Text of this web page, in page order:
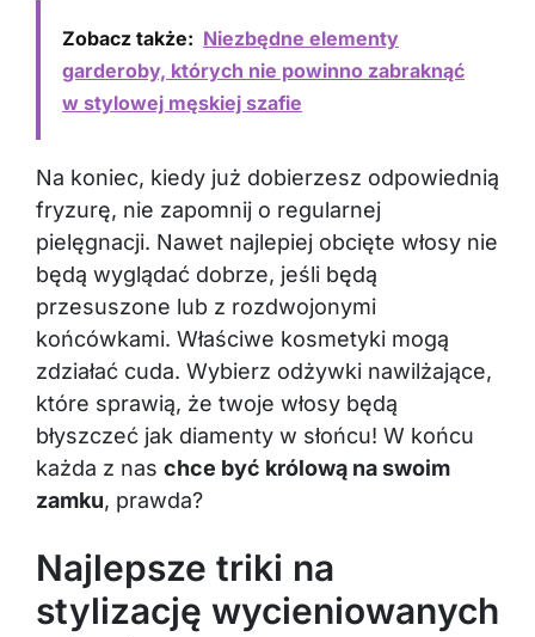
Zobacz także: Niezbędne elementy
garderoby, których nie powinno zabraknąć
w stylowej męskiej szafie
Na koniec, kiedy już dobierzesz odpowiednią
fryzurę, nie zapomnij o regularnej
pielęgnacji. Nawet najlepiej obcięte włosy nie
będą wyglądać dobrze, jeśli będą
przesuszone lub z rozdwojonymi
końcówkami. Właściwe kosmetyki mogą
zdziałać cuda. Wybierz odżywki nawilżające,
które sprawią, że twoje włosy będą
błyszczeć jak diamenty w słońcu! W końcu
każda z nas chce być królową na swoim
zamku, prawda?
Najlepsze triki na
stylizację wycieniowanych